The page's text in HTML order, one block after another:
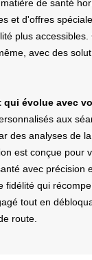
de santé
et d'offres
plus
avec des
qui évolue avec
aux
des analyses de
est conçue pour
avec précision
fidélité qui
tout en
route.